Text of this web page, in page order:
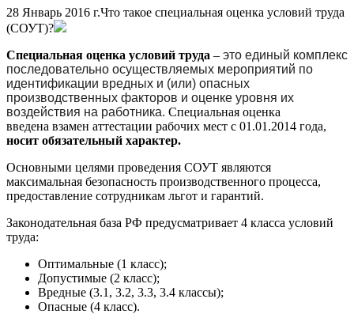
28 Январь 2016 г.Что такое специальная оценка условий труда
(СОУТ)?
Специальная оценка условий труда – это единый комплекс
последовательно осуществляемых мероприятий по
идентификации вредных и (или) опасных
производственных факторов и оценке уровня их
воздействия на работника. Специальная оценка
введена взамен аттестации рабочих мест с 01.01.2014 года,
носит обязательный характер.
Основными целями проведения СОУТ являются
максимальная безопасность производственного процесса,
предоставление сотрудникам льгот и гарантий.
Законодательная база РФ предусматривает 4 класса условий
труда:
Оптимальные (1 класс);
Допустимые (2 класс);
Вредные (3.1, 3.2, 3.3, 3.4 классы);
Опасные (4 класс).